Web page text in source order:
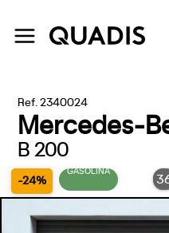
Ref. 2340024
Mercedes-
B 200
-24%
GASOLINA